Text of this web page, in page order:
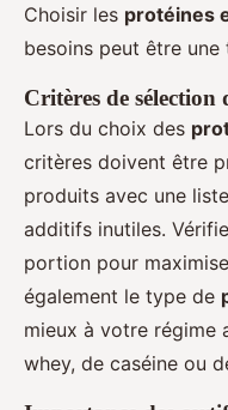
Choisir les protéines
besoins peut être une
Critères de sélection
Lors du choix des
critères doivent être
produits avec une
additifs inutiles.
portion pour
également le type de
mieux à votre régime
whey, de caséine ou